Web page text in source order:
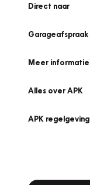
Direct naar
Garageafspraak
Meer informatie
Alles over APK
APK regelgeving